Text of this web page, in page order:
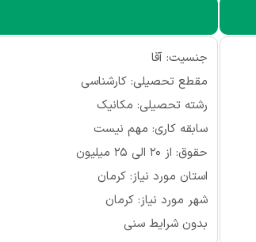
جنسیت: آقا
مقطع تحصیلی: کارشناسی
رشته تحصیلی: مکانیک
سابقه کاری: مهم نیست
حقوق: از ۲۰ الی ۲۵ میلیون
استان مورد نیاز: کرمان
شهر مورد نیاز: کرمان
بدون شرایط سنی